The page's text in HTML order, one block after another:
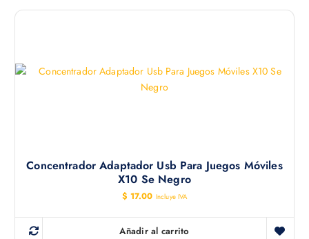
Concentrador Adaptador Usb Para Juegos Móviles
X10 Se Negro
$ 17.00 Incluye IVA
Añadir al carrito